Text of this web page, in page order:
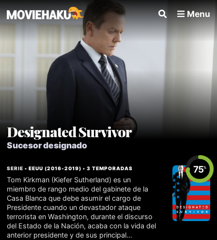
Menu
Designated Survivor
Sucesor designado
75%
SERIE •EEUU (2016-2019) •3 TEMPORADAS
Tom Kirkman (Kiefer Sutherland) es un
miembro de rango medio del gabinete de la
Casa Blanca que debe asumir el cargo de
Presidente cuando un devastador ataque
terrorista en Washington, durante el discurso
del Estado de la Nación, acaba con la vida del
anterior presidente y de sus principal...